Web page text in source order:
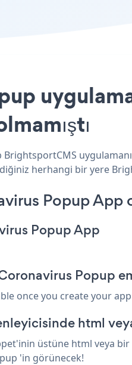
herhangi bir yere
Popup
Popup App
Popup
once you create your app
html
üstüne html veya bir
'in görünecek!